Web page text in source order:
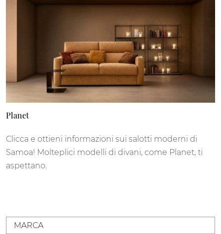
Planet
Clicca e ottieni informazioni sui salotti moderni di
Samoa! Molteplici modelli di divani, come Planet, ti
aspettano.
MARCA